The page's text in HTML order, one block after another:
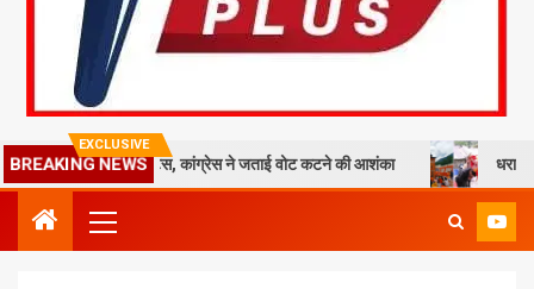
EXCLUSIVE
BREAKING NEWS
को नोटिस, कांग्रेस ने जताई वोट कटने की आशंका धराली आपदा की